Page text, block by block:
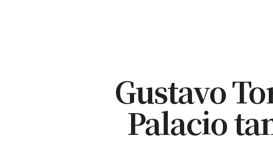
Gustavo
Palacio